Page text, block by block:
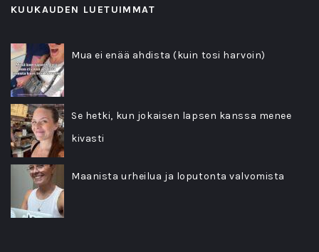
KUUKAUDEN LUETUIMMAT
Mua ei enää ahdista (kuin tosi harvoin)
Se hetki, kun jokaisen lapsen kanssa menee
kivasti
Maanista urheilua ja loputonta valvomista